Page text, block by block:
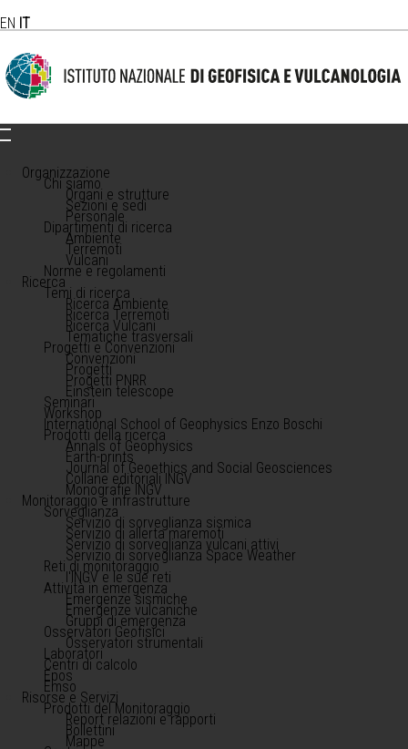
EN IT
Organizzazione
Chi siamo
Organi e strutture
Sezioni e sedi
Personale
Dipartimenti di ricerca
Ambiente
Terremoti
Vulcani
Norme e regolamenti
Ricerca
Temi di ricerca
Ricerca Ambiente
Ricerca Terremoti
Ricerca Vulcani
Tematiche trasversali
Progetti e Convenzioni
Convenzioni
Progetti
Progetti PNRR
Einstein telescope
Seminari
Workshop
International School of Geophysics Enzo Boschi
Prodotti della ricerca
Annals of Geophysics
Earth-prints
Journal of Geoethics and Social Geosciences
Collane editoriali INGV
Monografie INGV
Monitoraggio e infrastrutture
Sorveglianza
Servizio di sorveglianza sismica
Servizio di allerta maremoti
Servizio di sorveglianza vulcani attivi
Servizio di sorveglianza Space Weather
Reti di monitoraggio
l'INGV e le sue reti
Attività in emergenza
Emergenze sismiche
Emergenze vulcaniche
Gruppi di emergenza
Osservatori Geofisici
Osservatori strumentali
Laboratori
Centri di calcolo
Epos
Emso
Risorse e Servizi
Prodotti del Monitoraggio
Report relazioni e rapporti
Bollettini
Mappe